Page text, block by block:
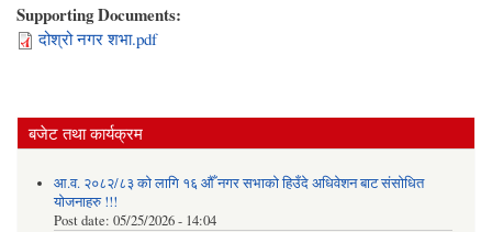
Supporting Documents:
दोश्रो नगर शभा.pdf
बजेट तथा कार्यक्रम
आ.व. २०८२/८३ को लागि १६ औँ नगर सभाको हिउँदे अधिवेशन बाट संसोधित
योजनाहरु !!!
Post date: 05/25/2026 - 14:04